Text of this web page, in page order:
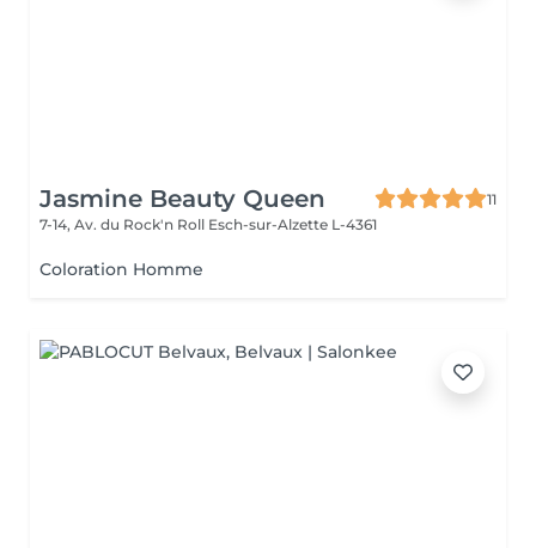
Jasmine Beauty Queen
11
7-14, Av. du Rock'n Roll Esch-sur-Alzette L-4361
Coloration Homme